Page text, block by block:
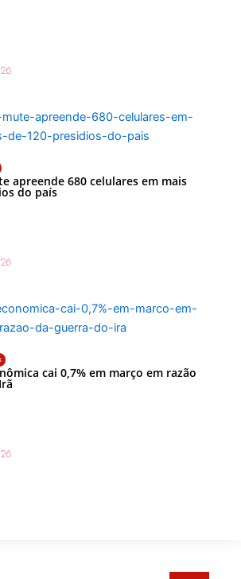
apreende 680 celulares em mais
do país
cai 0,7% em março em razão